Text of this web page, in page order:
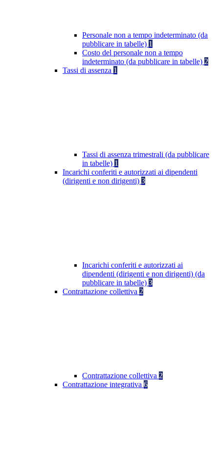
Personale non a tempo indeterminato (da
pubblicare in tabelle) 1
Costo del personale non a tempo
indeterminato (da pubblicare in tabelle) 2
Tassi di assenza 1
Tassi di assenza trimestrali (da pubblicare
in tabelle) 1
Incarichi conferiti e autorizzati ai dipendenti
(dirigenti e non dirigenti) 3
Incarichi conferiti e autorizzati ai
dipendenti (dirigenti e non dirigenti) (da
pubblicare in tabelle) 3
Contrattazione collettiva 2
Contrattazione collettiva 2
Contrattazione integrativa 6